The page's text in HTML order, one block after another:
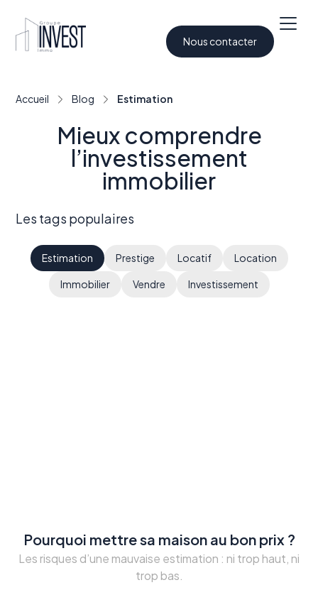
Nous contacter
Accueil Blog Estimation
Mieux comprendre
l’investissement
immobilier
Les tags populaires
Estimation Prestige Locatif Location
Immobilier Vendre Investissement
Pourquoi mettre sa maison au bon prix ?
Les risques d’une mauvaise estimation : ni trop haut, ni
trop bas.